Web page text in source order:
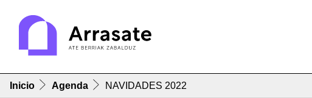
Inicio Agenda NAVIDADES 2022